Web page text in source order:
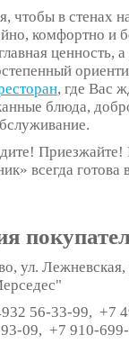
чтобы в стенах
комфортно и
ценность,
, где Вас
блюда,
Приезжайте!
всегда готова
ул.
56-33-99, +7
09, +7 910-